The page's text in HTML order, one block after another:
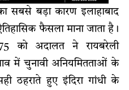
सबसे बड़ा कारण इलाहाबाद
फैसला माना जाता है।
को अदालत ने रायबरेली
में चुनावी अनियमितताओं के
ठहराते हुए इंदिरा गांधी के